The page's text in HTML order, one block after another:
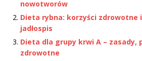
nowotworów
Dieta rybna: korzyści zdrowotne
jadłospis
Dieta dla grupy krwi A – zasady,
zdrowotne